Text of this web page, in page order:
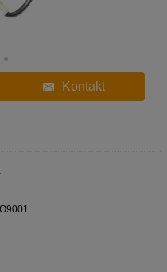
Kontakt